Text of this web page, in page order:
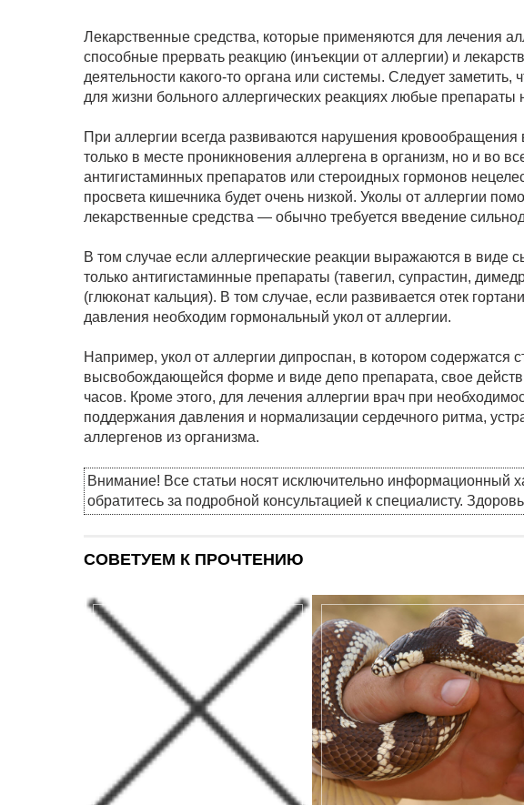
Лекарственные средства, которые применяются для лечения
способные прервать реакцию (инъекции от аллергии) и
деятельности какого-то органа или системы. Следует
для жизни больного аллергических реакциях любые препараты
При аллергии всегда развиваются нарушения кровообращения
только в месте проникновения аллергена в организм, но и во
антигистаминных препаратов или стероидных гормонов
просвета кишечника будет очень низкой. Уколы от аллергии
лекарственные средства — обычно требуется введение
В том случае если аллергические реакции выражаются в виде
только антигистаминные препараты (тавегил, супрастин,
(глюконат кальция). В том случае, если развивается отек
давления необходим гормональный укол от аллергии.
Например, укол от аллергии дипроспан, в котором содержатся
высвобождающейся форме и виде депо препарата, свое
часов. Кроме этого, для лечения аллергии врач при
поддержания давления и нормализации сердечного ритма,
аллергенов из организма.
Внимание! Все статьи носят исключительно информационный
обратитесь за подробной консультацией к специалисту.
СОВЕТУЕМ К ПРОЧТЕНИЮ